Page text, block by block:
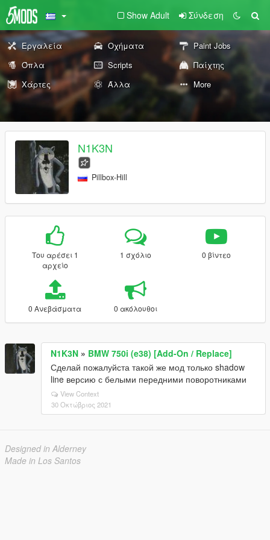
Show Adult Σύνδεση
Εργαλεία Οχήματα
Paint Jobs
Όπλα
Scripts
Παίχτης
Χάρτες
Άλλα More
N1K3N
Pillbox-Hill
Του αρέσει 1
αρχείο
1 σχόλιο 0 βίντεο
0 Ανεβάσματα 0 ακόλουθοι
N1K3N » BMW 750i (e38) [Add-On / Replace]
Сделай пожалуйста такой же мод только shadow
line версию с белыми передними поворотниками
View Context
30 Οκτώβριος 2021
Designed in Alderney
Made in Los Santos